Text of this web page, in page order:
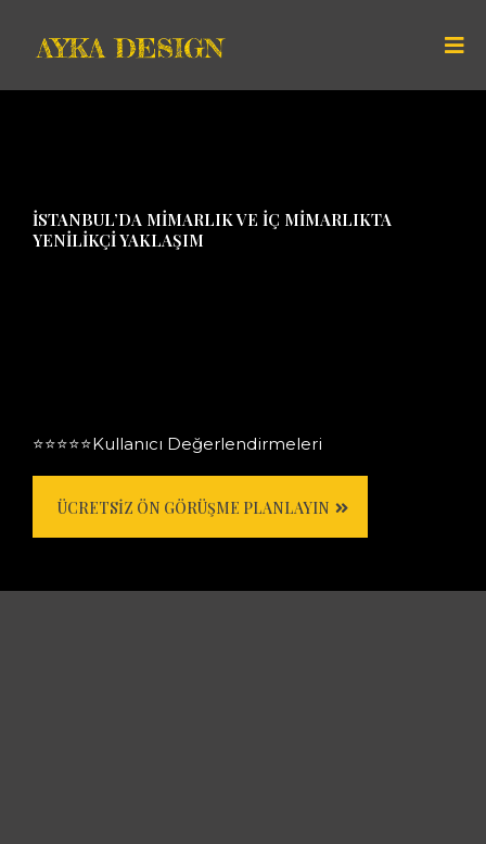
İSTANBUL’DA MIMARLIK VE İÇ MIMARLIKTA
YENILIKÇI YAKLAŞIM
⭐⭐⭐⭐⭐Kullanıcı Değerlendirmeleri
ÜCRETSIZ ÖN GÖRÜŞME PLANLAYIN